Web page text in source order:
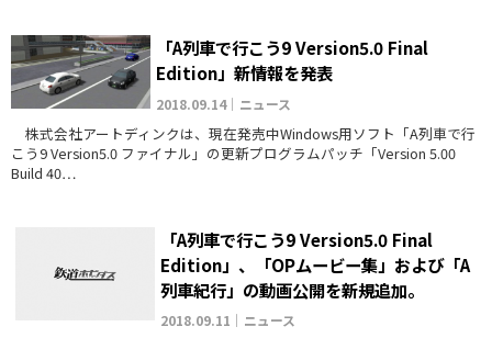
「A列車で行こう9 Version5.0 Final
Edition」新情報を発表
2018.09.14｜ニュース
株式会社アートディンクは、現在発売中Windows用ソフト「A列車で行
こう9 Version5.0 ファイナル」の更新プログラムパッチ「Version 5.00
Build 40…
「A列車で行こう9 Version5.0 Final
Edition」、「OPムービー集」および「A
列車紀行」の動画公開を新規追加。
2018.09.11｜ニュース